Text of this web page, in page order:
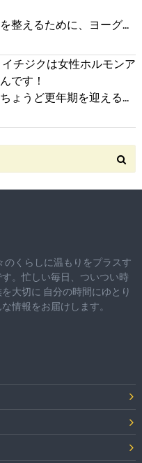
整えるために、ヨーグ...
チジクは女性ホルモンア
です！
ょうど更年期を迎える...
くらしに温もりをプラスす
。忙しい毎日、ついつい時
を大切に 自分の時間にゆとり
情報をお届けします。